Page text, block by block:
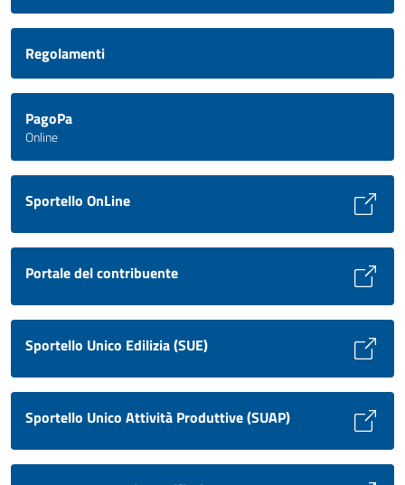
Regolamenti
PagoPa
Online
Sportello OnLine
Portale del contribuente
Sportello Unico Edilizia (SUE)
Sportello Unico Attività Produttive (SUAP)